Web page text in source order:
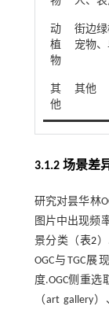
动
植
物
街边绿
宠物
其
他
其他
3.1.2 场景差
研究对昙华林
图片中出现频
景分类（表2
OGC与TGC
度.OGC侧重
（art gallery